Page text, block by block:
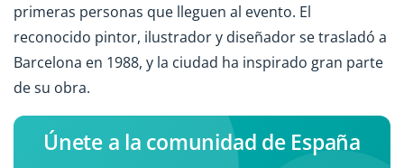
primeras personas que lleguen al evento. El
reconocido pintor, ilustrador y diseñador se trasladó a
Barcelona en 1988, y la ciudad ha inspirado gran parte
de su obra.
Únete a la comunidad de España